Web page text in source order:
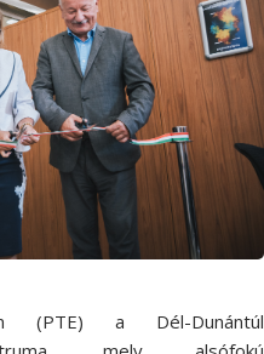
(PTE) a Dél-Dunántúl